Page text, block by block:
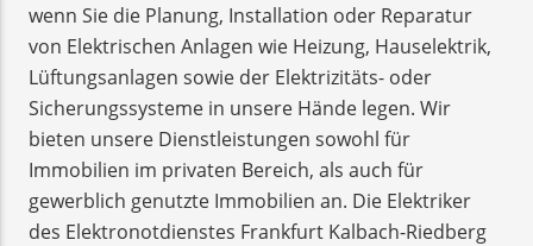
wenn Sie die Planung, Installation oder Reparatur
von Elektrischen Anlagen wie Heizung, Hauselektrik,
Lüftungsanlagen sowie der Elektrizitäts- oder
Sicherungssysteme in unsere Hände legen. Wir
bieten unsere Dienstleistungen sowohl für
Immobilien im privaten Bereich, als auch für
gewerblich genutzte Immobilien an. Die Elektriker
des Elektronotdienstes Frankfurt Kalbach-Riedberg